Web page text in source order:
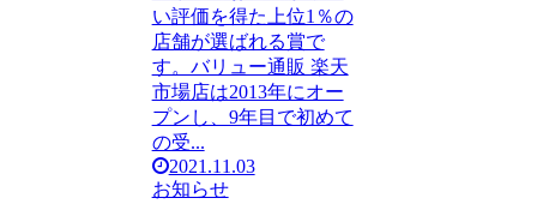
い評価を得た上位1％の
店舗が選ばれる賞で
す。バリュー通販 楽天
市場店は2013年にオー
プンし、9年目で初めて
の受...
2021.11.03
お知らせ